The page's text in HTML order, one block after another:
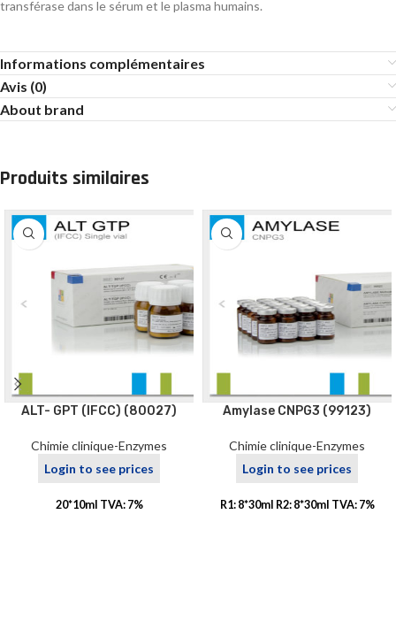
transférase dans le sérum et le plasma humains.
Informations complémentaires
Avis (0)
About brand
Produits similaires
ALT- GPT (IFCC) (80027)
Chimie clinique-Enzymes
Login to see prices
20*10ml TVA: 7%
Amylase CNPG3 (99123)
Chimie clinique-Enzymes
Login to see prices
R1: 8*30ml R2: 8*30ml TVA: 7%